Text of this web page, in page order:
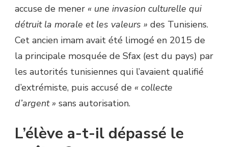
accuse de mener « une invasion culturelle qui
détruit la morale et les valeurs » des Tunisiens.
Cet ancien imam avait été limogé en 2015 de
la principale mosquée de Sfax (est du pays) par
les autorités tunisiennes qui l’avaient qualifié
d’extrémiste, puis accusé de « collecte
d’argent » sans autorisation.
L’élève a-t-il dépassé le